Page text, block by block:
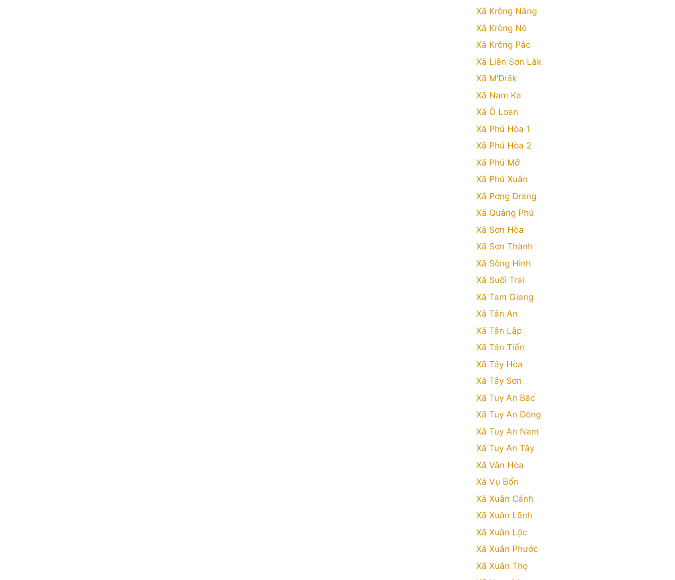
Xã Krông Năng
Xã Krông Nô
Xã Krông Pắc
Xã Liên Sơn Lắk
Xã M’Drắk
Xã Nam Ka
Xã Ô Loan
Xã Phú Hòa 1
Xã Phú Hòa 2
Xã Phú Mỡ
Xã Phú Xuân
Xã Pơng Drang
Xã Quảng Phú
Xã Sơn Hòa
Xã Sơn Thành
Xã Sông Hinh
Xã Suối Trai
Xã Tam Giang
Xã Tân An
Xã Tân Lập
Xã Tân Tiến
Xã Tây Hòa
Xã Tây Sơn
Xã Tuy An Bắc
Xã Tuy An Đông
Xã Tuy An Nam
Xã Tuy An Tây
Xã Vân Hòa
Xã Vụ Bổn
Xã Xuân Cảnh
Xã Xuân Lãnh
Xã Xuân Lộc
Xã Xuân Phước
Xã Xuân Thọ